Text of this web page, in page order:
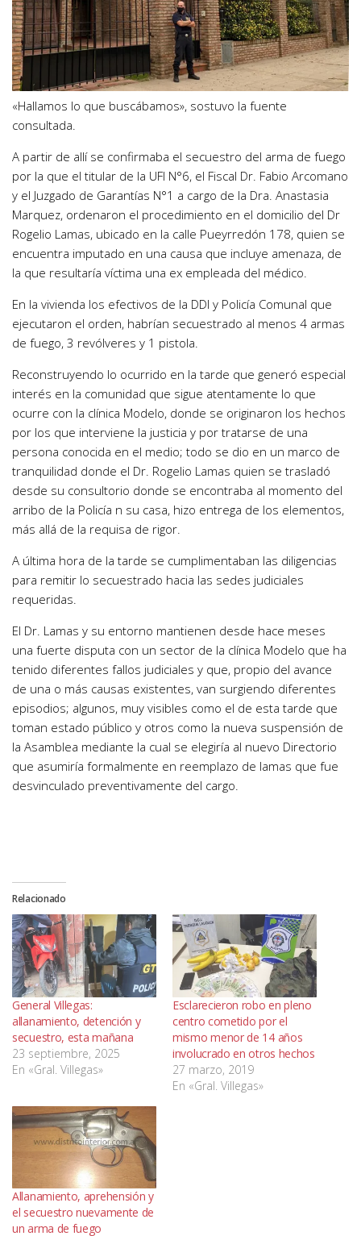
«Hallamos lo que buscábamos», sostuvo la fuente
consultada.
A partir de allí se confirmaba el secuestro del arma de fuego
por la que el titular de la UFI N°6, el Fiscal Dr. Fabio Arcomano
y el Juzgado de Garantías N°1 a cargo de la Dra. Anastasia
Marquez, ordenaron el procedimiento en el domicilio del Dr
Rogelio Lamas, ubicado en la calle Pueyrredón 178, quien se
encuentra imputado en una causa que incluye amenaza, de
la que resultaría víctima una ex empleada del médico.
En la vivienda los efectivos de la DDI y Policía Comunal que
ejecutaron el orden, habrían secuestrado al menos 4 armas
de fuego, 3 revólveres y 1 pistola.
Reconstruyendo lo ocurrido en la tarde que generó especial
interés en la comunidad que sigue atentamente lo que
ocurre con la clínica Modelo, donde se originaron los hechos
por los que interviene la justicia y por tratarse de una
persona conocida en el medio; todo se dio en un marco de
tranquilidad donde el Dr. Rogelio Lamas quien se trasladó
desde su consultorio donde se encontraba al momento del
arribo de la Policía n su casa, hizo entrega de los elementos,
más allá de la requisa de rigor.
A última hora de la tarde se cumplimentaban las diligencias
para remitir lo secuestrado hacia las sedes judiciales
requeridas.
El Dr. Lamas y su entorno mantienen desde hace meses
una fuerte disputa con un sector de la clínica Modelo que ha
tenido diferentes fallos judiciales y que, propio del avance
de una o más causas existentes, van surgiendo diferentes
episodios; algunos, muy visibles como el de esta tarde que
toman estado público y otros como la nueva suspensión de
la Asamblea mediante la cual se elegiría al nuevo Directorio
que asumiría formalmente en reemplazo de lamas que fue
desvinculado preventivamente del cargo.
Relacionado
General Villegas:
allanamiento, detención y
secuestro, esta mañana
23 septiembre, 2025
En «Gral. Villegas»
Esclarecieron robo en pleno
centro cometido por el
mismo menor de 14 años
involucrado en otros hechos
27 marzo, 2019
En «Gral. Villegas»
Allanamiento, aprehensión y
el secuestro nuevamente de
un arma de fuego